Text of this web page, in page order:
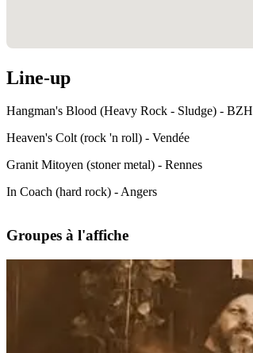
Line-up
Hangman's Blood (Heavy Rock - Sludge) - BZH
Heaven's Colt (rock 'n roll) - Vendée
Granit Mitoyen (stoner metal) - Rennes
In Coach (hard rock) - Angers
Groupes à l'affiche